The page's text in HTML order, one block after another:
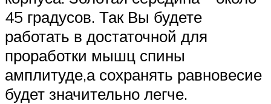
45 градусов. Так Вы будете
работать в достаточной для
проработки мышц спины
амплитуде,а сохранять равновесие
будет значительно легче.